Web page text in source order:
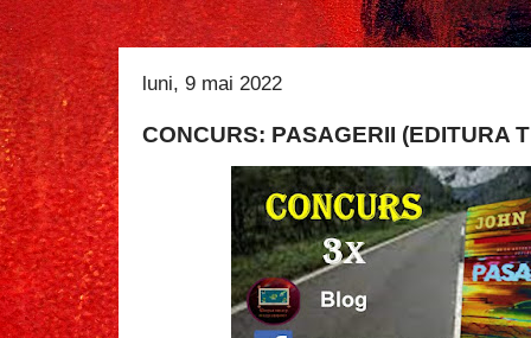
luni, 9 mai 2022
CONCURS: PASAGERII (EDITURA